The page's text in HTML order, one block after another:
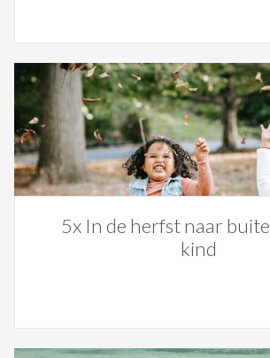
5x In de herfst naar
kind